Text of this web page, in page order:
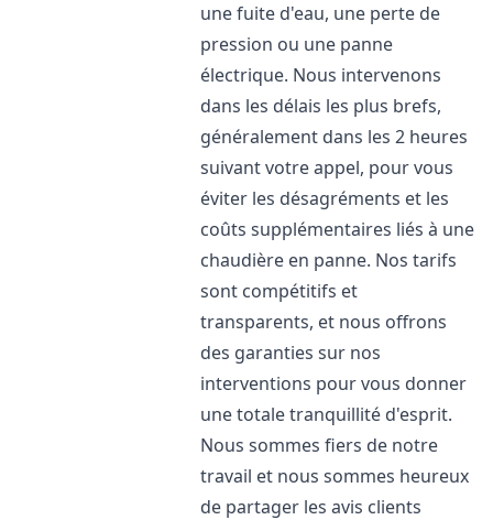
une fuite d'eau, une perte de
pression ou une panne
électrique. Nous intervenons
dans les délais les plus brefs,
généralement dans les 2 heures
suivant votre appel, pour vous
éviter les désagréments et les
coûts supplémentaires liés à une
chaudière en panne. Nos tarifs
sont compétitifs et
transparents, et nous offrons
des garanties sur nos
interventions pour vous donner
une totale tranquillité d'esprit.
Nous sommes fiers de notre
travail et nous sommes heureux
de partager les avis clients